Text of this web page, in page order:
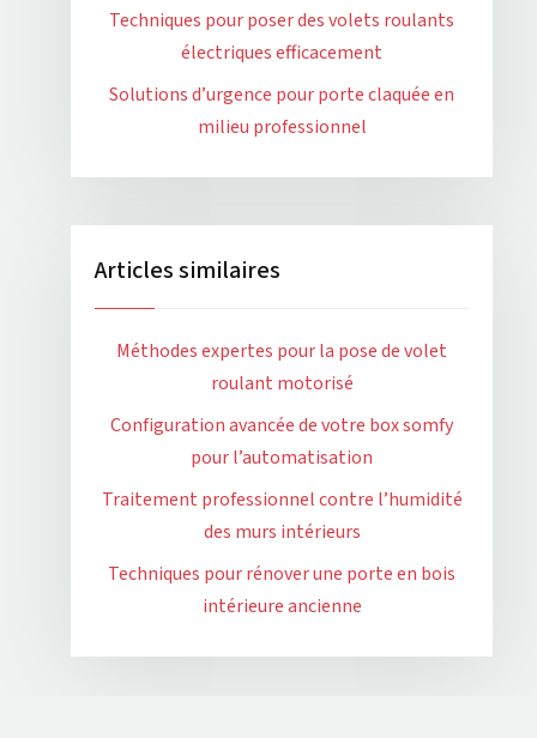
Techniques pour poser des volets roulants
électriques efficacement
Solutions d’urgence pour porte claquée en
milieu professionnel
Articles similaires
Méthodes expertes pour la pose de volet
roulant motorisé
Configuration avancée de votre box somfy
pour l’automatisation
Traitement professionnel contre l’humidité
des murs intérieurs
Techniques pour rénover une porte en bois
intérieure ancienne